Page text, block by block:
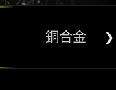
銅合金